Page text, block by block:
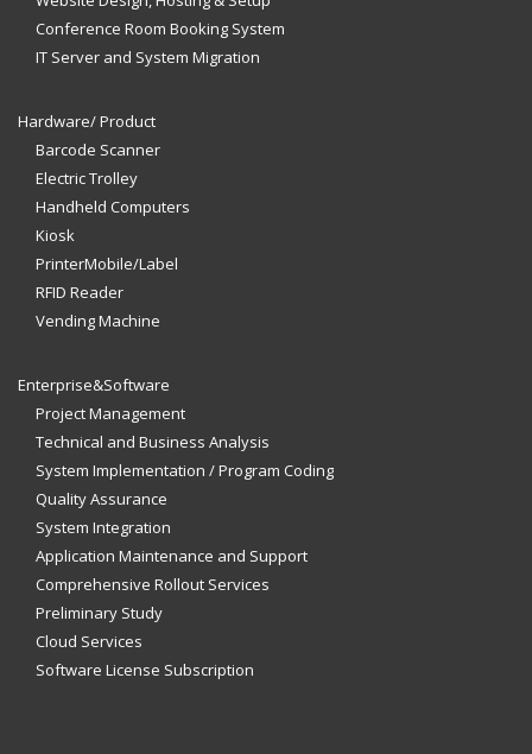
Conference Room Booking System
IT Server and System Migration
Hardware/ Product
Barcode Scanner
Electric Trolley
Handheld Computers
Kiosk
PrinterMobile/Label
RFID Reader
Vending Machine
Enterprise&Software
Project Management
Technical and Business Analysis
System Implementation / Program Coding
Quality Assurance
System Integration
Application Maintenance and Support
Comprehensive Rollout Services
Preliminary Study
Cloud Services
Software License Subscription